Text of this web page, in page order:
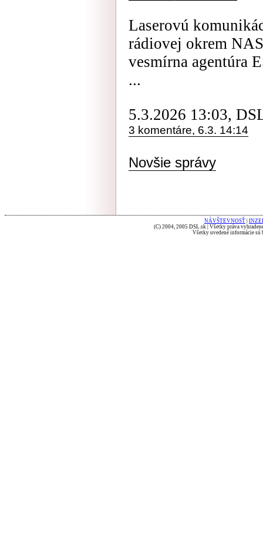
Laserovú
rádiovej okrem
vesmírna agentúra
...
5.3.2026 13:03,
3 komentáre, 6.3. 14:14
Novšie správy
NÁVŠTEVNOSŤ
(C) 2004, 2005 DSL.sk | Všetky práva
Všetky uvedené informácie sú